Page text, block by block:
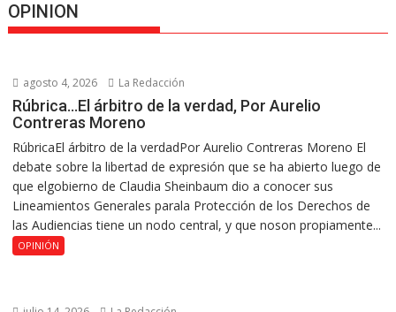
OPINION
agosto 4, 2026 La Redacción
Rúbrica…El árbitro de la verdad, Por Aurelio
Contreras Moreno
RúbricaEl árbitro de la verdadPor Aurelio Contreras Moreno El
debate sobre la libertad de expresión que se ha abierto luego de
que elgobierno de Claudia Sheinbaum dio a conocer sus
Lineamientos Generales parala Protección de los Derechos de
las Audiencias tiene un nodo central, y que noson propiamente...
OPINIÓN